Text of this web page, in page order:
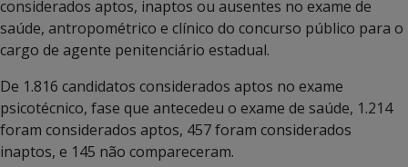
considerados aptos, inaptos ou ausentes no exame de
saúde, antropométrico e clínico do concurso público para o
cargo de agente penitenciário estadual.
De 1.816 candidatos considerados aptos no exame
psicotécnico, fase que antecedeu o exame de saúde, 1.214
foram considerados aptos, 457 foram considerados
inaptos, e 145 não compareceram.